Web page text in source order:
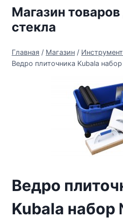
Перейти
содержимому
Магазин
стекла
Главная / Магазин /
Ведро плиточника Kubala
Ведро
Kubala